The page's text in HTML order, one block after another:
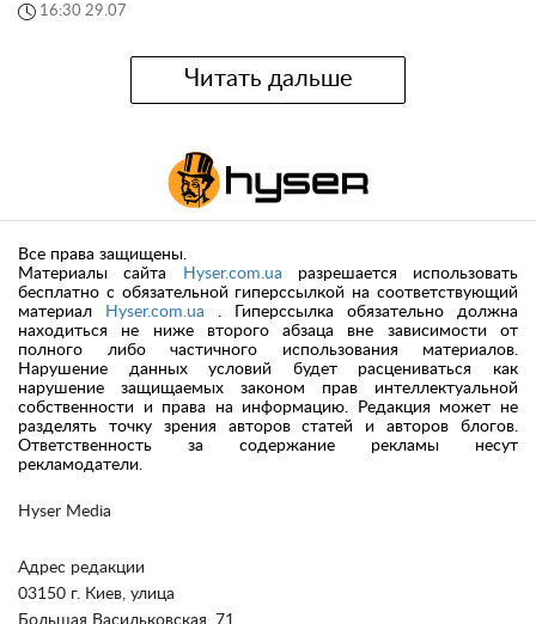
16:30 29.07
Читать дальше
Hyser Media
Адрес редакции
03150 г. Киев, улица
Большая Васильковская, 71
Все права защищены.
Материалы сайта
Hyser.com.ua разрешается использовать
бесплатно с обязательной гиперссылкой на соответствующий
материал
Hyser.com.ua . Гиперссылка обязательно должна
находиться не ниже второго абзаца вне зависимости от
полного либо частичного использования материалов.
Нарушение данных условий будет расцениваться как
нарушение защищаемых законом прав интеллектуальной
собственности и права на информацию. Редакция может не
разделять точку зрения авторов статей и авторов блогов.
Ответственность за содержание рекламы несут
рекламодатели.